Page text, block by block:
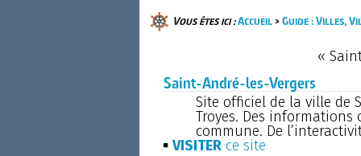
Vous êtes ici :Accueil>Guide : Villes,
«
Saint-André-les-Vergers
Site officiel de la ville de
Troyes. Des
commune. De
VISITERce site